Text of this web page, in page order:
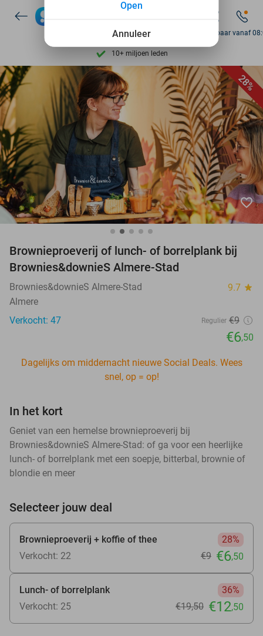
7 dagen per week beschikbaar
10+ miljoen leden
9,4 op basis van
Ontdek 15.000+ deals
7 dagen per week beschikbaar
10+ miljoen leden
Bereikbaar vanaf
28%
favorite_border
Brownieproeverij of lunch- of borrelplank bij
Brownies&downieS Almere-Stad
Brownies&downieS Almere-Stad 9.7 star
Almere
Verkocht: 47
Regulier €9
€6,50
Dagelijks om middernacht nieuwe Social Deals. Wees
snel, op = op!
In het kort
Geniet van een hemelse brownieproeverij bij
Brownies&downieS Almere-Stad: of ga voor een heerlijke
lunch- of borrelplank met een soepje, bitterbal, brownie of
blondie en meer
Selecteer jouw deal
Brownieproeverij + koffie of thee
28%
Verkocht: 22
€9 €6,50
Lunch- of borrelplank
36%
Verkocht: 25
€19,50 €12,50
Annuleer
Open